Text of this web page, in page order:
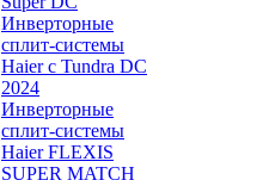
Инверторные
сплит-системы
Haier c Tundra DC
2024
Инверторные
сплит-системы
Haier FLEXIS
SUPER MATCH